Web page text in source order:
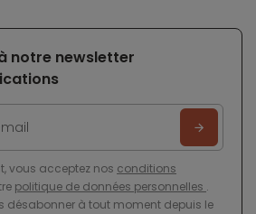
notre newsletter
vous acceptez nos conditions
politique de données personnelles .
désabonner à tout moment depuis le